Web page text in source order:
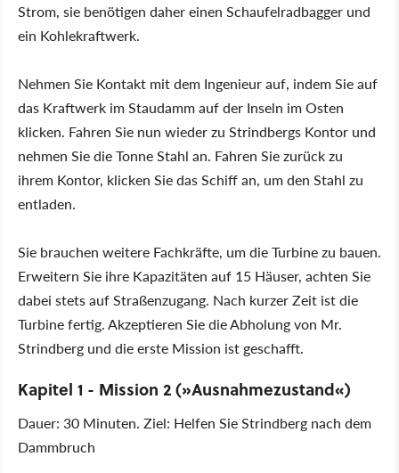
Strom, sie benötigen daher einen Schaufelradbagger und
ein Kohlekraftwerk.
Nehmen Sie Kontakt mit dem Ingenieur auf, indem Sie auf
das Kraftwerk im Staudamm auf der Inseln im Osten
klicken. Fahren Sie nun wieder zu Strindbergs Kontor und
nehmen Sie die Tonne Stahl an. Fahren Sie zurück zu
ihrem Kontor, klicken Sie das Schiff an, um den Stahl zu
entladen.
Sie brauchen weitere Fachkräfte, um die Turbine zu bauen.
Erweitern Sie ihre Kapazitäten auf 15 Häuser, achten Sie
dabei stets auf Straßenzugang. Nach kurzer Zeit ist die
Turbine fertig. Akzeptieren Sie die Abholung von Mr.
Strindberg und die erste Mission ist geschafft.
Kapitel 1 - Mission 2 (»Ausnahmezustand«)
Dauer: 30 Minuten. Ziel: Helfen Sie Strindberg nach dem
Dammbruch